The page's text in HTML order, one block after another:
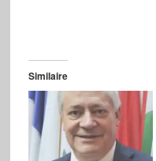
Similaire